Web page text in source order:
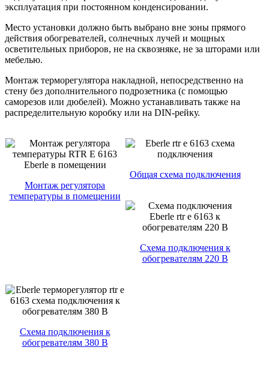
эксплуатация при постоянном конденсировании.
Место установки должно быть выбрано вне зоны прямого
действия обогревателей, солнечных лучей и мощных
осветительных приборов, не на сквозняке, не за шторами или
мебелью.
Монтаж терморегулятора накладной, непосредственно на
стену без дополнительного подрозетника (с помощью
саморезов или дюбелей). Можно устанавливать также на
распределительную коробку или на DIN-рейку.
Монтаж регулятора
температуры в помещении
Общая схема подключения
Схема подключения к
обогревателям 220 В
Схема подключения к
обогревателям 380 В